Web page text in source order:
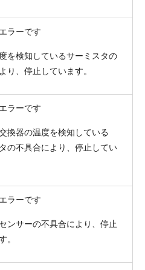
ラーです
を検知しているサーミスタの
り、停止しています。
ラーです
換器の温度を検知している
の不具合により、停止してい
ラーです
ンサーの不具合により、停止
。